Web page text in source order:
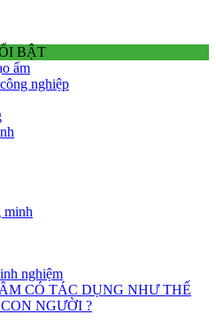
BẬT
ẩm
nghiệp
minh
nghiệm
CÓ TÁC DỤNG NHƯ THẾ
NGƯỜI ?